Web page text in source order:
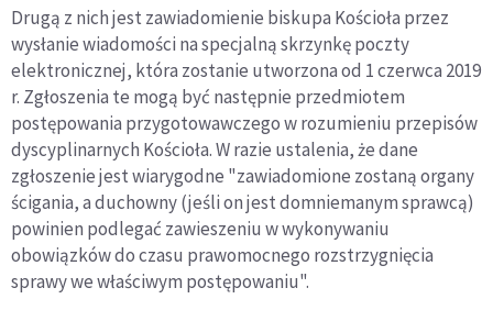
Drugą z nich jest zawiadomienie biskupa Kościoła przez
wysłanie wiadomości na specjalną skrzynkę poczty
elektronicznej, która zostanie utworzona od 1 czerwca 2019
r. Zgłoszenia te mogą być następnie przedmiotem
postępowania przygotowawczego w rozumieniu przepisów
dyscyplinarnych Kościoła. W razie ustalenia, że dane
zgłoszenie jest wiarygodne "zawiadomione zostaną organy
ścigania, a duchowny (jeśli on jest domniemanym sprawcą)
powinien podlegać zawieszeniu w wykonywaniu
obowiązków do czasu prawomocnego rozstrzygnięcia
sprawy we właściwym postępowaniu".